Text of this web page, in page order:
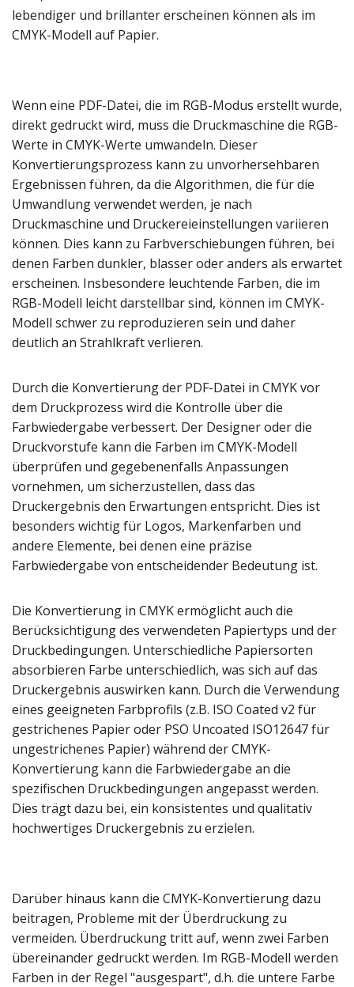
lebendiger und brillanter erscheinen können als im
CMYK-Modell auf Papier.
Wenn eine PDF-Datei, die im RGB-Modus erstellt wurde,
direkt gedruckt wird, muss die Druckmaschine die RGB-
Werte in CMYK-Werte umwandeln. Dieser
Konvertierungsprozess kann zu unvorhersehbaren
Ergebnissen führen, da die Algorithmen, die für die
Umwandlung verwendet werden, je nach
Druckmaschine und Druckereieinstellungen variieren
können. Dies kann zu Farbverschiebungen führen, bei
denen Farben dunkler, blasser oder anders als erwartet
erscheinen. Insbesondere leuchtende Farben, die im
RGB-Modell leicht darstellbar sind, können im CMYK-
Modell schwer zu reproduzieren sein und daher
deutlich an Strahlkraft verlieren.
Durch die Konvertierung der PDF-Datei in CMYK vor
dem Druckprozess wird die Kontrolle über die
Farbwiedergabe verbessert. Der Designer oder die
Druckvorstufe kann die Farben im CMYK-Modell
überprüfen und gegebenenfalls Anpassungen
vornehmen, um sicherzustellen, dass das
Druckergebnis den Erwartungen entspricht. Dies ist
besonders wichtig für Logos, Markenfarben und
andere Elemente, bei denen eine präzise
Farbwiedergabe von entscheidender Bedeutung ist.
Die Konvertierung in CMYK ermöglicht auch die
Berücksichtigung des verwendeten Papiertyps und der
Druckbedingungen. Unterschiedliche Papiersorten
absorbieren Farbe unterschiedlich, was sich auf das
Druckergebnis auswirken kann. Durch die Verwendung
eines geeigneten Farbprofils (z.B. ISO Coated v2 für
gestrichenes Papier oder PSO Uncoated ISO12647 für
ungestrichenes Papier) während der CMYK-
Konvertierung kann die Farbwiedergabe an die
spezifischen Druckbedingungen angepasst werden.
Dies trägt dazu bei, ein konsistentes und qualitativ
hochwertiges Druckergebnis zu erzielen.
Darüber hinaus kann die CMYK-Konvertierung dazu
beitragen, Probleme mit der Überdruckung zu
vermeiden. Überdruckung tritt auf, wenn zwei Farben
übereinander gedruckt werden. Im RGB-Modell werden
Farben in der Regel "ausgespart", d.h. die untere Farbe